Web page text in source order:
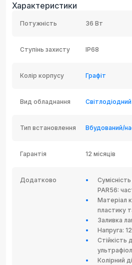
Характеристики
Потужність 36 Вт
Ступінь захисту IP68
Колір корпусу Графіт
Вид обладнання
Тип встановлення Вбудований/
Гарантія 12 місяців
Додатково
PAR56:
Матеріал
пластику
Заливка
Напруга:
Стійкість
Колірний